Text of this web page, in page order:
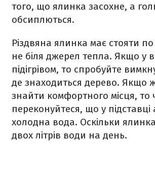
того, що ялинка засохне, а
обсиплються.
Різдвяна ялинка має стояти
не біля джерел тепла. Якщо у
підігрівом, то спробуйте
де знаходиться дерево. Якщо
знайти комфортного місця, то
переконуйтеся, що у підставці
холодна вода. Оскільки
двох літрів води на день.